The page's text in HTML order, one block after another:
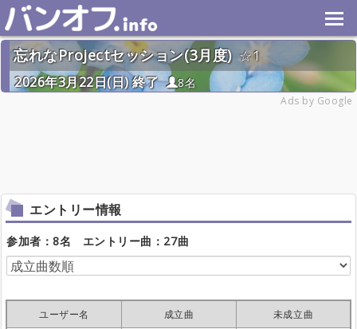
忘れなProjectセッション(3月度)
1
2026年3月22日(日) 終了
8名
Ads by Google
エントリー情報
参加者：8名 エントリー曲：27曲
ユーザー名 成立曲
未成立曲